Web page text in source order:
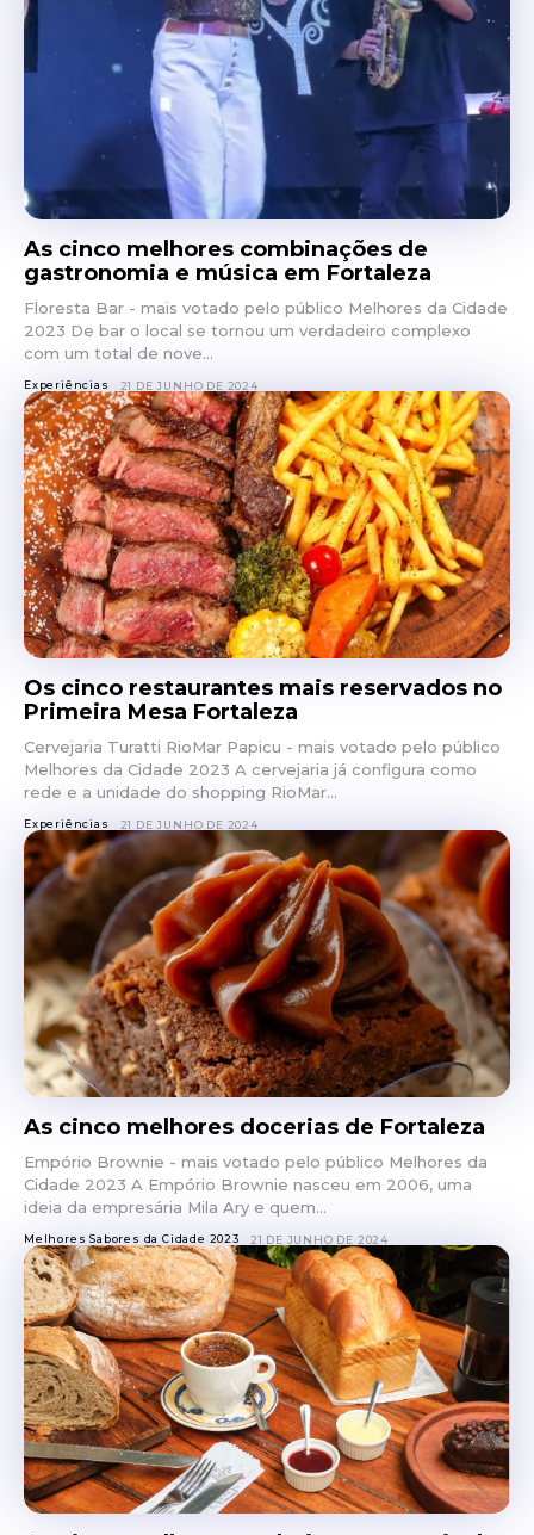
As cinco melhores combinações de
gastronomia e música em Fortaleza
Floresta Bar - mais votado pelo público Melhores da Cidade
2023 De bar o local se tornou um verdadeiro complexo
com um total de nove...
Experiências 21 DE JUNHO DE 2024
Os cinco restaurantes mais reservados no
Primeira Mesa Fortaleza
Cervejaria Turatti RioMar Papicu - mais votado pelo público
Melhores da Cidade 2023 A cervejaria já configura como
rede e a unidade do shopping RioMar...
Experiências 21 DE JUNHO DE 2024
As cinco melhores docerias de Fortaleza
Empório Brownie - mais votado pelo público Melhores da
Cidade 2023 A Empório Brownie nasceu em 2006, uma
ideia da empresária Mila Ary e quem...
Melhores Sabores da Cidade 2023 21 DE JUNHO DE 2024